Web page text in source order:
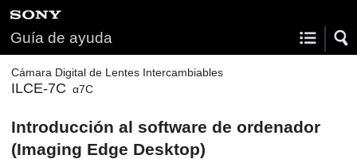
Guía de ayuda
Cámara Digital de Lentes Intercambiables
ILCE-7C α7C
Introducción al software de ordenador
(Imaging Edge Desktop)